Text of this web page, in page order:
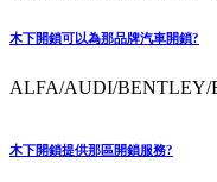
木下開鎖可以為那品牌汽車開鎖?
ALFA/AUDI/BENTLEY/
木下開鎖提供那區開鎖服務?